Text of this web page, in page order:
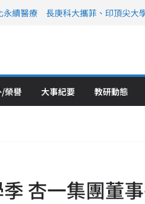
永續醫療 長庚科大攜菲、印頂尖大
榮譽 大事紀要 教研動態
杏一集團董